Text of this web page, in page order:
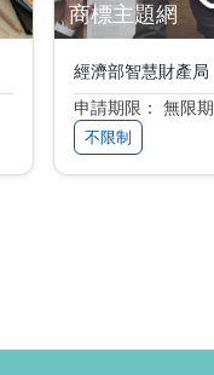
商標主題網
經濟部智慧財產局
申請期限： 無限期
不限制